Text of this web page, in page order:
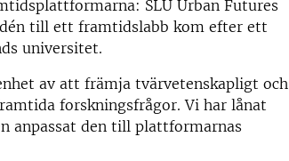
SLU Urban Futures
till ett framtidslabb kom efter ett
universitet.
av att främja tvärvetenskapligt och
forskningsfrågor. Vi har lånat
anpassat den till plattformarnas